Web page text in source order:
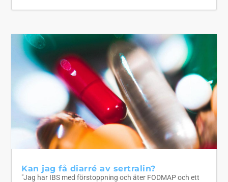
Kan jag få diarré av sertralin?
"Jag har IBS med förstoppning och äter FODMAP och ett